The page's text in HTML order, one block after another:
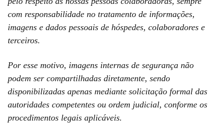
com responsabilidade no tratamento de informações,
imagens e dados pessoais de hóspedes, colaboradores e
terceiros.
Por esse motivo, imagens internas de segurança não
podem ser compartilhadas diretamente, sendo
disponibilizadas apenas mediante solicitação formal das
autoridades competentes ou ordem judicial, conforme os
procedimentos legais aplicáveis.